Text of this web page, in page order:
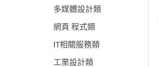
多媒體設計類
網頁 程式類
IT相關服務類
工業設計類